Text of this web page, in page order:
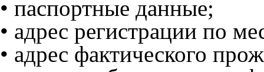
• паспортные данные;
• адрес регистрации по
• адрес фактического